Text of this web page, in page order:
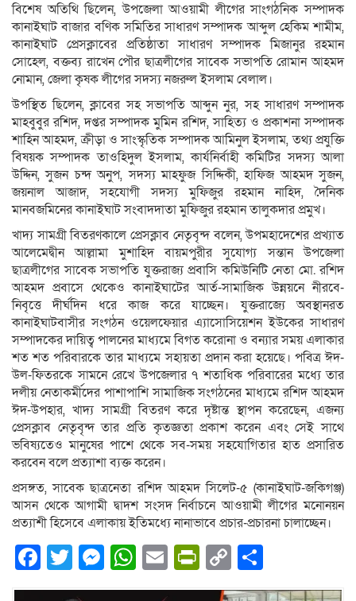
বিশেষ অতিথি ছিলেন, উপজেলা আওয়ামী লীগের সাংগঠনিক সম্পাদক
কানাইঘাট বাজার বণিক সমিতির সাধারণ সম্পাদক আব্দুল হেকিম শামীম,
কানাইঘাট প্রেসক্লাবের প্রতিষ্ঠাতা সাধারণ সম্পাদক মিজানুর রহমান
সোহেল, বক্তব্য রাখেন পৌর ছাত্রলীগের সাবেক সভাপতি রোমান আহমদ
নোমান, জেলা কৃষক লীগের সদস্য নজরুল ইসলাম বেলাল।
উপস্থিত ছিলেন, ক্লাবের সহ সভাপতি আব্দুন নুর, সহ সাধারণ সম্পাদক
মাহবুবুর রশিদ, দপ্তর সম্পাদক মুমিন রশিদ, সাহিত্য ও প্রকাশনা সম্পাদক
শাহিন আহমদ, ক্রীড়া ও সাংস্কৃতিক সম্পাদক আমিনুল ইসলাম, তথ্য প্রযুক্তি
বিষয়ক সম্পাদক তাওহিদুল ইসলাম, কার্যনির্বাহী কমিটির সদস্য আলা
উদ্দিন, সুজন চন্দ অনুপ, সদস্য মাহফুজ সিদ্দিকী, হাফিজ আহমদ সুজন,
জয়নাল আজাদ, সহযোগী সদস্য মুফিজুর রহমান নাহিদ, দৈনিক
মানবজমিনের কানাইঘাট সংবাদদাতা মুফিজুর রহমান তালুকদার প্রমুখ।
খাদ্য সামগ্রী বিতরণকালে প্রেসক্লাব নেতৃবৃন্দ বলেন, উপমহাদেশের প্রখ্যাত
আলেমেদ্বীন আল্লামা মুশাহিদ বায়মপুরীর সুযোগ্য সন্তান উপজেলা
ছাত্রলীগের সাবেক সভাপতি যুক্তরাজ্য প্রবাসি কমিউনিটি নেতা মো. রশিদ
আহমদ প্রবাসে থেকেও কানাইঘাটের আর্ত-সামাজিক উন্নয়নে নীরবে-
নিবৃত্তে দীর্ঘদিন ধরে কাজ করে যাচ্ছেন। যুক্তরাজ্যে অবস্থানরত
কানাইঘাটবাসীর সংগঠন ওয়েলফেয়ার এ্যাসোসিয়েশন ইউকের সাধারণ
সম্পাদকের দায়িত্ব পালনের মাধ্যমে বিগত করোনা ও বন্যার সময় এলাকার
শত শত পরিবারকে তার মাধ্যমে সহায়তা প্রদান করা হয়েছে। পবিত্র ঈদ-
উল-ফিতরকে সামনে রেখে উপজেলার ৭ শতাধিক পরিবারের মধ্যে তার
দলীয় নেতাকর্মীদের পাশাপাশি সামাজিক সংগঠনের মাধ্যমে রশিদ আহমদ
ঈদ-উপহার, খাদ্য সামগ্রী বিতরণ করে দৃষ্টান্ত স্থাপন করেছেন, এজন্য
প্রেসক্লাব নেতৃবৃন্দ তার প্রতি কৃতজ্ঞতা প্রকাশ করেন এবং সেই সাথে
ভবিষ্যতেও মানুষের পাশে থেকে সব-সময় সহযোগিতার হাত প্রসারিত
করবেন বলে প্রত্যাশা ব্যক্ত করেন।
প্রসঙ্গত, সাবেক ছাত্রনেতা রশিদ আহমদ সিলেট-৫ (কানাইঘাট-জকিগঞ্জ)
আসন থেকে আগামী দ্বাদশ সংসদ নির্বাচনে আওয়ামী লীগের মনোনয়ন
প্রত্যাশী হিসেবে এলাকায় ইতিমধ্যে নানাভাবে প্রচার-প্রচারনা চালাচ্ছেন।
Facebook
Twitter
Messenger
WhatsApp
EmailPrintFriendly
Copy
Link